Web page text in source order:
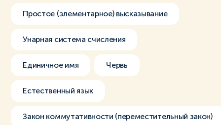
Простое (элементарное) высказывание
Унарная система счисления
Единичное имя Червь
Естественный язык
Закон коммутативности (переместительный закон)